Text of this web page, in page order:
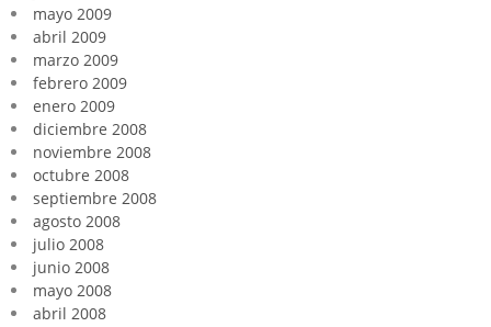
mayo 2009
abril 2009
marzo 2009
febrero 2009
enero 2009
diciembre 2008
noviembre 2008
octubre 2008
septiembre 2008
agosto 2008
julio 2008
junio 2008
mayo 2008
abril 2008